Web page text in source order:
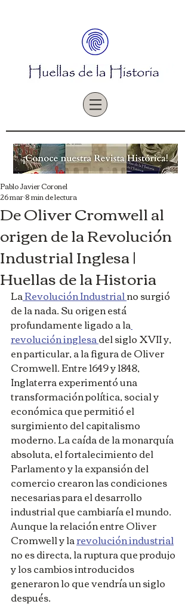
De Oliver Cromwell al
origen de la Revolución
Industrial Inglesa |
Huellas de la Historia
Pablo Javier Coronel
26 mar8 min de lectura
La Revolución Industrial no surgió
de la nada. Su origen está
profundamente ligado a la
revolución inglesa del siglo XVII y,
en particular, a la figura de Oliver
Cromwell. Entre 1649 y 1848,
Inglaterra experimentó una
transformación política, social y
económica que permitió el
surgimiento del capitalismo
moderno. La caída de la monarquía
absoluta, el fortalecimiento del
Parlamento y la expansión del
comercio crearon las condiciones
necesarias para el desarrollo
industrial que cambiaría el mundo.
Aunque la relación entre Oliver
Cromwell y la revolución industrial
no es directa, la ruptura que produjo
y los cambios introducidos
generaron lo que vendría un siglo
después.